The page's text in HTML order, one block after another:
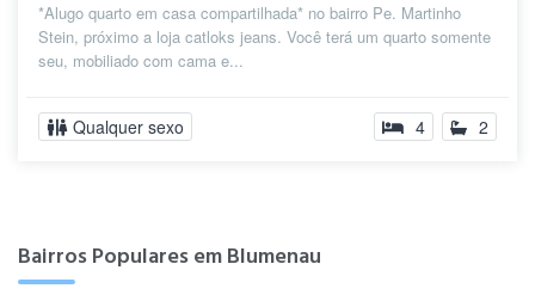
*Alugo quarto em casa compartilhada* no bairro Pe. Martinho
Stein, próximo a loja catloks jeans. Você terá um quarto somente
seu, mobiliado com cama e...
Qualquer sexo 4 2
Bairros Populares em Blumenau